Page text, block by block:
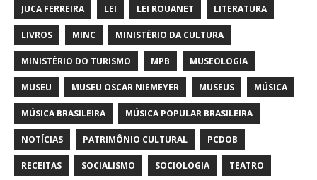
JUCA FERREIRA LEI LEI ROUANET LITERATURA
LIVROS MINC MINISTÉRIO DA CULTURA
MINISTÉRIO DO TURISMO MPB MUSEOLOGIA
MUSEU MUSEU OSCAR NIEMEYER MUSEUS MÚSICA
MÚSICA BRASILEIRA MÚSICA POPULAR BRASILEIRA
NOTÍCIAS PATRIMÔNIO CULTURAL PCDOB
RECEITAS SOCIALISMO SOCIOLOGIA TEATRO